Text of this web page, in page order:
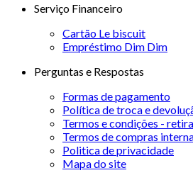
Serviço Financeiro
Cartão Le biscuit
Empréstimo Dim Dim
Perguntas e Respostas
Formas de pagamento
Política de troca e
Termos e condições -
Termos de compras
Politica de privacidade
Mapa do site